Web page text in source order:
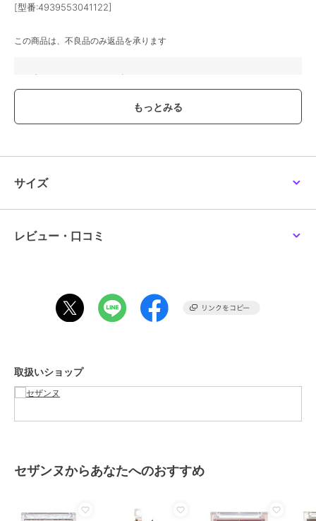
[型番:4939553041122]
この商品は、不良品のみ返品を承ります
ブランド セザンヌ
すべてのチーク ／チーク
カラー
サイズ
レビュー・口コミ
取扱いショップ
セザンヌからあなたへのおすすめ